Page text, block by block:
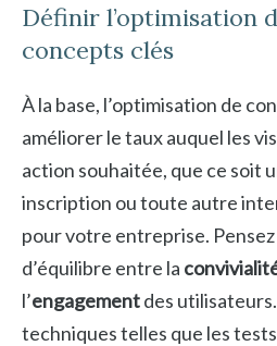
Définir l’optimisation
concepts clés
À la base, l’optimisation de
améliorer le taux auquel les
action souhaitée, que ce soit
inscription ou toute autre
pour votre entreprise. Pensez
d’équilibre entre la
l’engagementdes
techniques telles que les